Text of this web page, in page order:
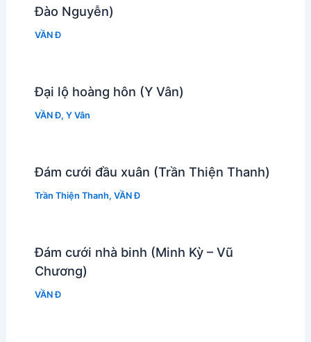
Đào Nguyễn)
VẦN Đ
Đại lộ hoàng hôn (Y Vân)
VẦN Đ, Y Vân
Đám cưới đầu xuân (Trần Thiện Thanh)
Trần Thiện Thanh, VẦN Đ
Đám cưới nhà binh (Minh Kỳ – Vũ
Chương)
VẦN Đ